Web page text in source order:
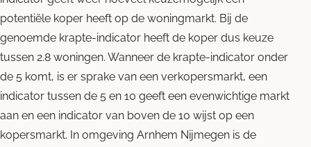
potentiële koper heeft op de woningmarkt. Bij de
genoemde krapte-indicator heeft de koper dus keuze
tussen 2.8 woningen. Wanneer de krapte-indicator onder
de 5 komt, is er sprake van een verkopersmarkt, een
indicator tussen de 5 en 10 geeft een evenwichtige markt
aan en een indicator van boven de 10 wijst op een
kopersmarkt. In omgeving Arnhem Nijmegen is de